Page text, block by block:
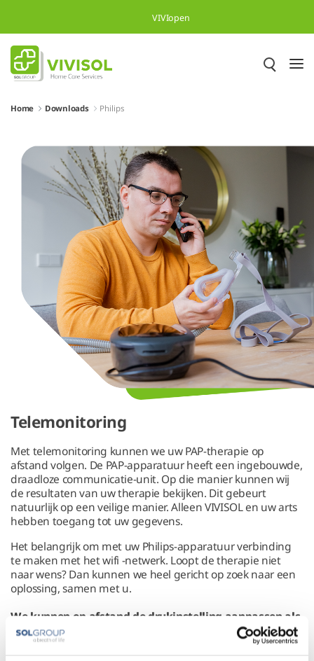
Overslaan en naar hoofdinhoud gaan
VIVIopen
Home Downloads Philips
Telemonitoring
Met telemonitoring kunnen we uw PAP-therapie op
afstand volgen. De PAP-apparatuur heeft een ingebouwde,
draadloze communicatie-unit. Op die manier kunnen wij
de resultaten van uw therapie bekijken. Dit gebeurt
natuurlijk op een veilige manier. Alleen VIVISOL en uw arts
hebben toegang tot uw gegevens.
Het belangrijk om met uw Philips-apparatuur verbinding
te maken met het wifi -netwerk. Loopt de therapie niet
naar wens? Dan kunnen we heel gericht op zoek naar een
oplossing, samen met u.
We kunnen op afstand de drukinstelling aanpassen als
dat nodig is.
U hoeft dan zelf niets te doen of bij het apparaat in de